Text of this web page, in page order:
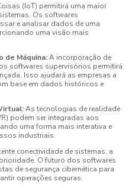
(IoT) permitirá uma maior
Os softwares
e analisar dados de uma
uma visão mais
de Máquina:A incorporação de
softwares supervisórios permitirá
Isso ajudará as empresas a
base em dados históricos e
As tecnologias de realidade
podem ser integradas aos
uma forma mais interativa e
industriais.
conectividade de sistemas, a
O futuro dos softwares
de segurança cibernética para
operações seguras.